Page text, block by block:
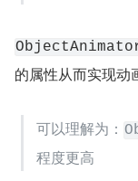
的属性从而实现动
可以理解为：
程度更高